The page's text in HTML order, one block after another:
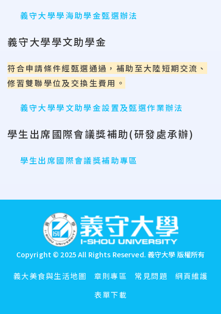
義守大學學海助學金甄選辦法
義守大學學文助學金
符合申請條件經甄選通過，補助至大陸短期交流、
修習雙聯學位及交換生費用。
義守大學學文助學金設置及甄選作業辦法
學生出席國際會議獎補助(研發處承辦)
學生出席國際會議獎補助專區
Copyright © 2025 All Rights Reserved. 義守大學 版權所有
義大美食與生活地圖 章則專區 常見問題
網頁維護
表單下載